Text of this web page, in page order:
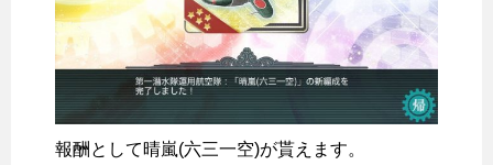
報酬として晴嵐(六三一空)が貰えます。